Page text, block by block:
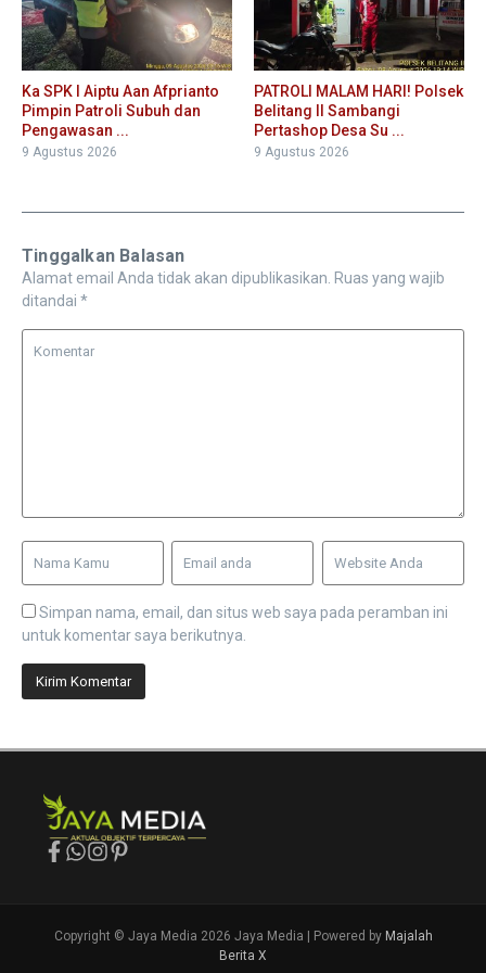
Ka SPK I Aiptu Aan Afprianto
Pimpin Patroli Subuh dan
Pengawasan ...
9 Agustus 2026
PATROLI MALAM HARI! Polsek
Belitang II Sambangi
Pertashop Desa Su ...
9 Agustus 2026
Tinggalkan Balasan
Alamat email Anda tidak akan dipublikasikan. Ruas yang wajib
ditandai *
Simpan nama, email, dan situs web saya pada peramban ini
untuk komentar saya berikutnya.
Copyright © Jaya Media 2026 Jaya Media | Powered by Majalah
Berita X